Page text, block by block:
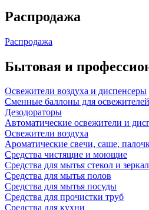
Распродажа
Распродажа
Бытовая и
Освежители воздуха и диспенсеры
Сменные баллоны для
Дезодораторы
Автоматические освежители и
Освежители воздуха
Ароматические свечи, саше,
Средства чистящие и моющие
Средства для мытья стекол и зеркал
Средства для мытья полов
Средства для мытья посуды
Средства для прочистки труб
Средства для кухни